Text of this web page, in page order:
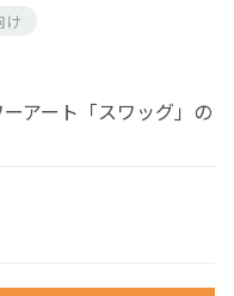
け
アート「スワッグ」の